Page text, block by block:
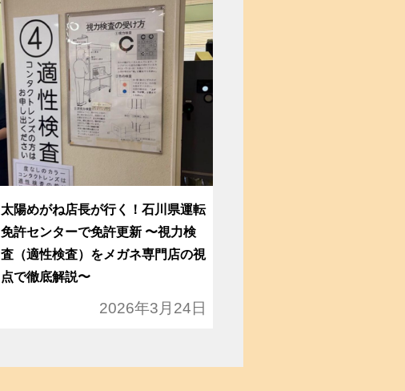
太陽めがね店長が行く！石川県運転
免許センターで免許更新 〜視力検
査（適性検査）をメガネ専門店の視
点で徹底解説〜
2026年3月24日